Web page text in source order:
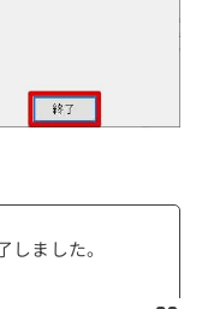
ました。